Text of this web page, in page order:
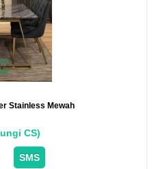
Stainless Mewah
CS)
SMS